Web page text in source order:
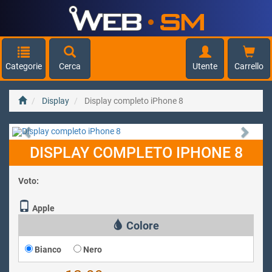
Categorie Cerca Utente Carrello
Display Display completo iPhone 8
Previous Next
DISPLAY COMPLETO IPHONE 8
Voto:
Apple
Colore
Bianco Nero